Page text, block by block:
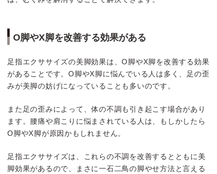
O脚やX脚を改善する効果がある
足指エクササイズの美脚効果は、O脚やX脚を改善する効果
があることです。O脚やX脚に悩んでいる人は多く、足の歪
みが美脚の妨げになっていることも多いのです。
また足の歪みによって、体の不調も引き起こす場合があり
ます。腰痛や肩こりに悩まされている人は、もしかしたら
O脚やX脚が原因かもしれません。
足指エクササイズは、これらの不調を改善するとともに美
脚効果があるので、まさに一石二鳥の脚やせ方法と言える